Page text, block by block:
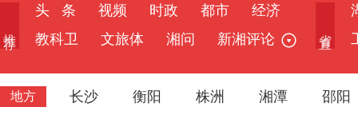
头 条 视频 时政 都市
经济
教科卫
文旅体 湘问 新湘评论
地方 长沙 衡阳 株洲 湘潭 邵阳